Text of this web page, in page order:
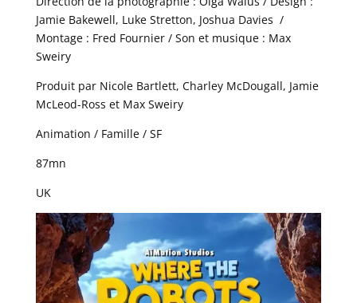
Jamie Bakewell, Luke Stretton, Joshua Davies /
Montage : Fred Fournier / Son et musique : Max
Sweiry
Produit par Nicole Bartlett, Charley McDougall, Jamie
McLeod-Ross et Max Sweiry
Animation / Famille / SF
87mn
UK